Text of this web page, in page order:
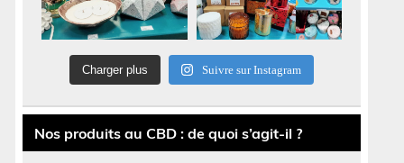
Charger plus Suivre sur Instagram
Nos produits au CBD : de quoi s’agit-il ?